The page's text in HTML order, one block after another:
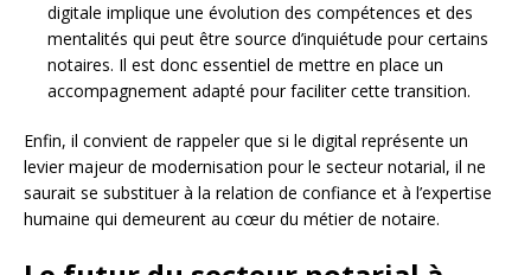
digitale implique une évolution des compétences et des
mentalités qui peut être source d’inquiétude pour certains
notaires. Il est donc essentiel de mettre en place un
accompagnement adapté pour faciliter cette transition.
Enfin, il convient de rappeler que si le digital représente un
levier majeur de modernisation pour le secteur notarial, il ne
saurait se substituer à la relation de confiance et à l’expertise
humaine qui demeurent au cœur du métier de notaire.